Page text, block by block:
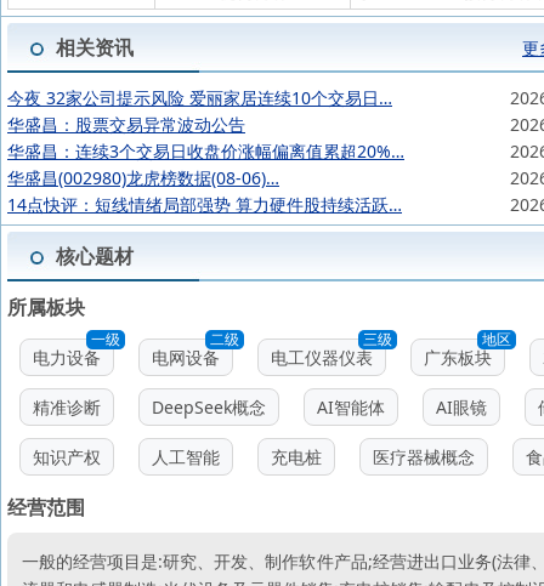
相关资讯 更
今夜 32家公司提示风险 爱丽家居连续10个交易日…
华盛昌：股票交易异常波动公告
华盛昌：连续3个交易日收盘价涨幅偏离值累超20%…
华盛昌(002980)龙虎榜数据(08-06)…
14点快评：短线情绪局部强势 算力硬件股持续活跃…
核心题材
所属板块
一级
电力设备
二级
电网设备
三级
电工仪器仪表
地区
广东板块
精准诊断 DeepSeek概念 AI智能体 AI眼镜
知识产权 人工智能 充电桩 医疗器械概念
经营范围
一般的经营项目是:研究、开发、制作软件产品;经营进出口业务(法